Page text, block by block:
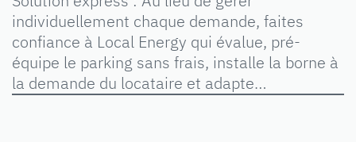
individuellement chaque demande, faites
confiance à Local Energy qui évalue, pré-
équipe le parking sans frais, installe la borne à
la demande du locataire et adapte…